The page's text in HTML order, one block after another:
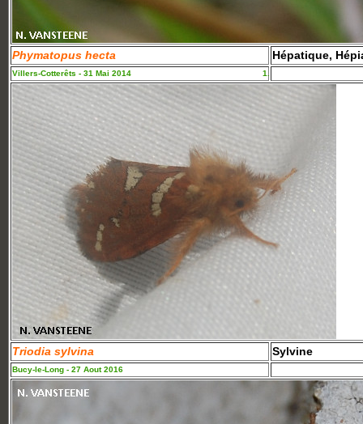
Phymatopus hecta Hépatique,
Villers-Cotterêts - 31 Mai 2014
Triodia sylvina Sylvine
Bucy-le-Long - 27 Aout 2016